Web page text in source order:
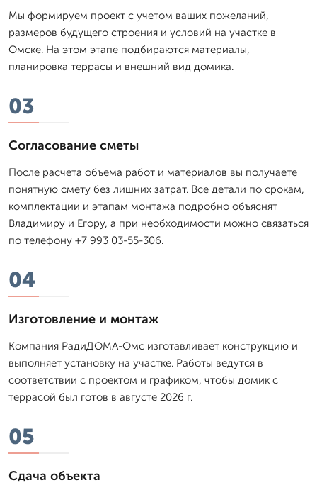
Мы формируем проект с учетом ваших пожеланий,
размеров будущего строения и условий на участке в
Омске. На этом этапе подбираются материалы,
планировка террасы и внешний вид домика.
03
Согласование сметы
После расчета объема работ и материалов вы получаете
понятную смету без лишних затрат. Все детали по срокам,
комплектации и этапам монтажа подробно объяснят
Владимиру и Егору, а при необходимости можно связаться
по телефону +7 993 03-55-306.
04
Изготовление и монтаж
Компания РадиДОМА-Омс изготавливает конструкцию и
выполняет установку на участке. Работы ведутся в
соответствии с проектом и графиком, чтобы домик с
террасой был готов в августе 2026 г.
05
Сдача объекта